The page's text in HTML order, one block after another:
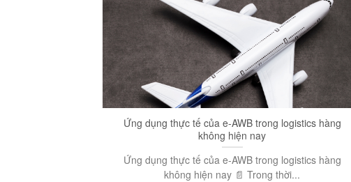
Ứng dụng thực tế của e-AWB trong logistics hàng
không hiện nay
Ứng dụng thực tế của e-AWB trong logistics hàng
không hiện nay 📄 Trong thời...